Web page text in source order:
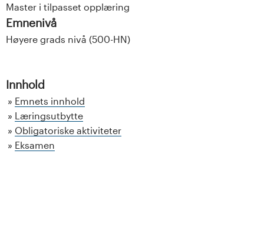
Master i tilpasset opplæring
Emnenivå
Høyere grads nivå (500-HN)
Innhold
Emnets innhold
Læringsutbytte
Obligatoriske aktiviteter
Eksamen